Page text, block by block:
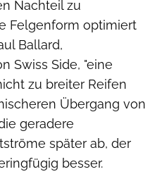
Nachteil zu
Felgenform optimiert
Ballard,
Swiss Side, "eine
zu breiter Reifen
Übergang von
geradere
später ab, der
besser.